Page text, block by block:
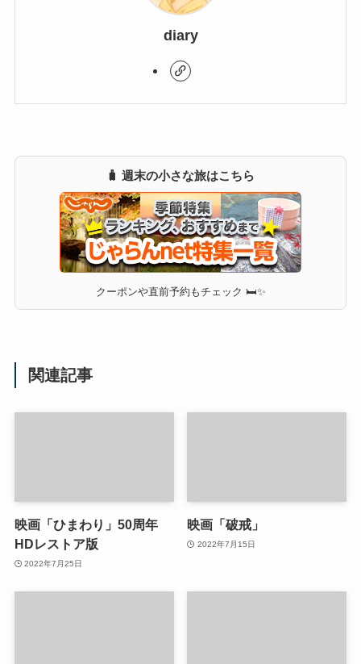
diary
🧳 週末の小さな旅はこちら
クーポンや直前予約もチェック 🛏✨
関連記事
映画「ひまわり」50周年
HDレストア版
2022年7月25日
映画「破戒」
2022年7月15日